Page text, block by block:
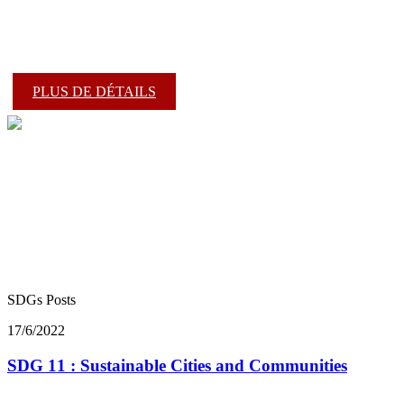
PLUS DE DÉTAILS
SDGs Posts
17/6/2022
SDG 11 : Sustainable Cities and Communities